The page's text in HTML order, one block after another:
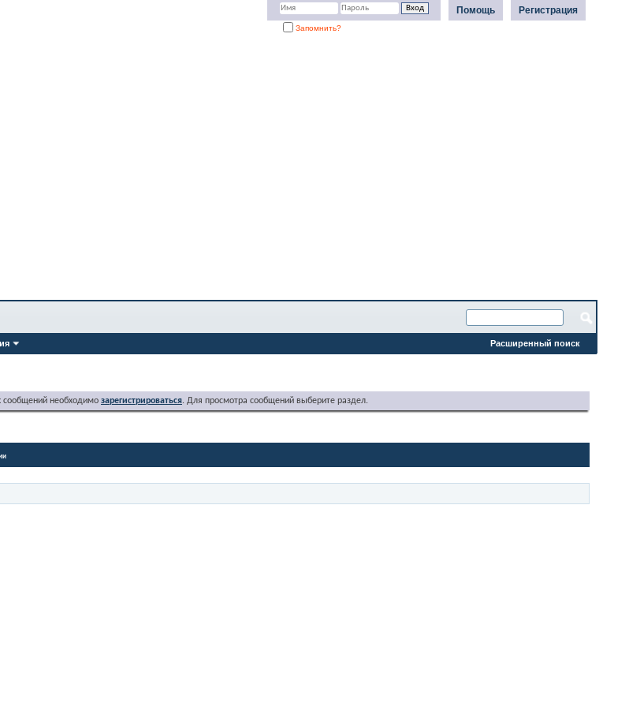
Регистрация
Помощь
Запомнить?
Расширенный поиск
необходимо зарегистрироваться. Для просмотра сообщений выберите раздел.